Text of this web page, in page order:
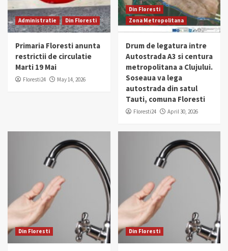
Administratie Din Floresti
Primaria Floresti anunta
restrictii de circulatie
Marti 19 Mai
Floresti24 May 14, 2026
Din Floresti
Zona Metropolitana
Drum de legatura intre
Autostrada A3 si centura
metropolitana a Clujului.
Soseaua va lega
autostrada din satul
Tauti, comuna Floresti
Floresti24 April 30, 2026
Din Floresti Din Floresti